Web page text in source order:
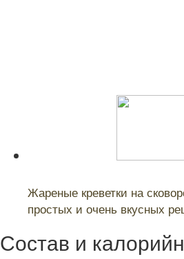
Жареные креветки на
простых и очень вкусных
Состав и